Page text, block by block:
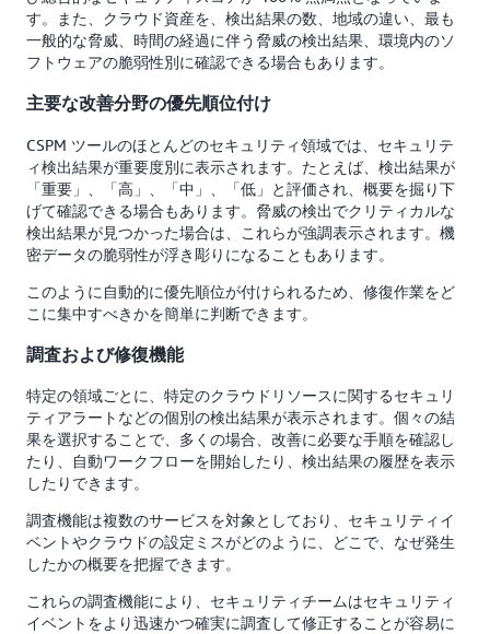
す。また、クラウド資産を、検出結果の数、地域の違い、最も
一般的な脅威、時間の経過に伴う脅威の検出結果、環境内のソ
フトウェアの脆弱性別に確認できる場合もあります。
主要な改善分野の優先順位付け
CSPM ツールのほとんどのセキュリティ領域では、セキュリテ
ィ検出結果が重要度別に表示されます。たとえば、検出結果が
「重要」、「高」、「中」、「低」と評価され、概要を掘り下
げて確認できる場合もあります。脅威の検出でクリティカルな
検出結果が見つかった場合は、これらが強調表示されます。機
密データの脆弱性が浮き彫りになることもあります。
このように自動的に優先順位が付けられるため、修復作業をど
こに集中すべきかを簡単に判断できます。
調査および修復機能
特定の領域ごとに、特定のクラウドリソースに関するセキュリ
ティアラートなどの個別の検出結果が表示されます。個々の結
果を選択することで、多くの場合、改善に必要な手順を確認し
たり、自動ワークフローを開始したり、検出結果の履歴を表示
したりできます。
調査機能は複数のサービスを対象としており、セキュリティイ
ベントやクラウドの設定ミスがどのように、どこで、なぜ発生
したかの概要を把握できます。
これらの調査機能により、セキュリティチームはセキュリティ
イベントをより迅速かつ確実に調査して修正することが容易に